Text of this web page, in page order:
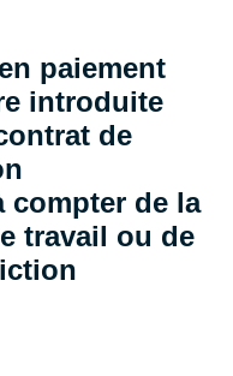
paiement
introduite
de
compter de la
travail ou de